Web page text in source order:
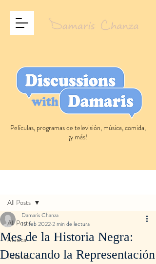
Películas, programas de televisión, música, comida,
¡y más!
All Posts
Musica
Peliculas
All Posts
Mes de la Historia Negra:
Destacando la Representación
Damaris Chanza
10 feb 20222 min de lectura